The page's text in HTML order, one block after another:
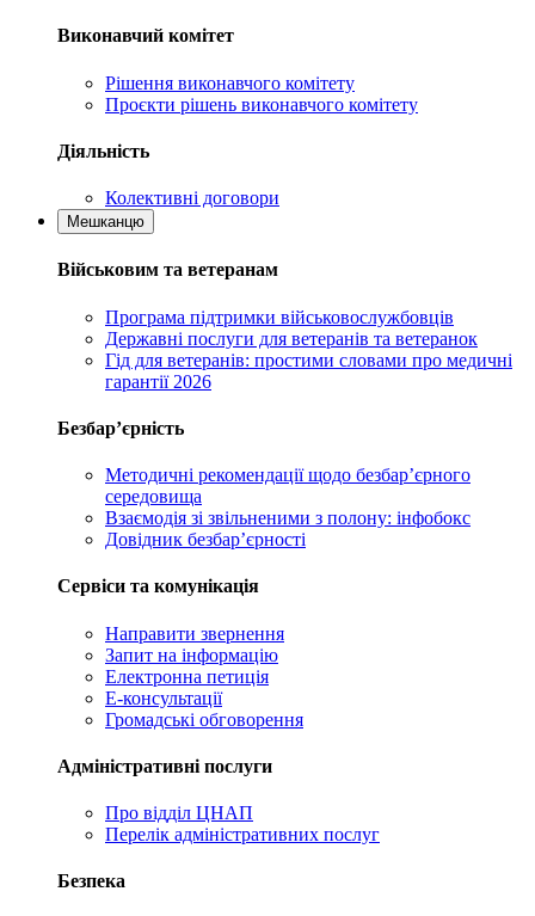
Виконавчий комітет
Рішення виконавчого комітету
Проєкти рішень виконавчого комітету
Діяльність
Колективні договори
Мешканцю
Військовим та ветеранам
Програма підтримки військовослужбовців
Державні послуги для ветеранів та ветеранок
Гід для ветеранів: простими словами про медичні
гарантії 2026
Безбар’єрність
Методичні рекомендації щодо безбар’єрного
середовища
Взаємодія зі звільненими з полону: інфобокс
Довідник безбар’єрності
Сервіси та комунікація
Направити звернення
Запит на інформацію
Електронна петиція
Е-консультації
Громадські обговорення
Адміністративні послуги
Про відділ ЦНАП
Перелік адміністративних послуг
Безпека